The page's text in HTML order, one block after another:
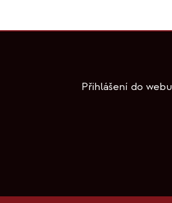
Přihlášení do webu